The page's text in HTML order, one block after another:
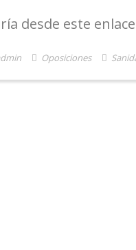
desde este
Oposiciones